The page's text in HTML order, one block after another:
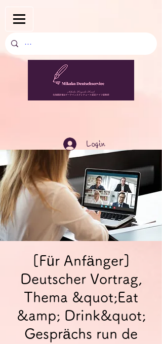
Login
[Für Anfänger]
Deutscher Vortrag,
Thema &quot;Eat
&amp; Drink&quot;
Gesprächs run de